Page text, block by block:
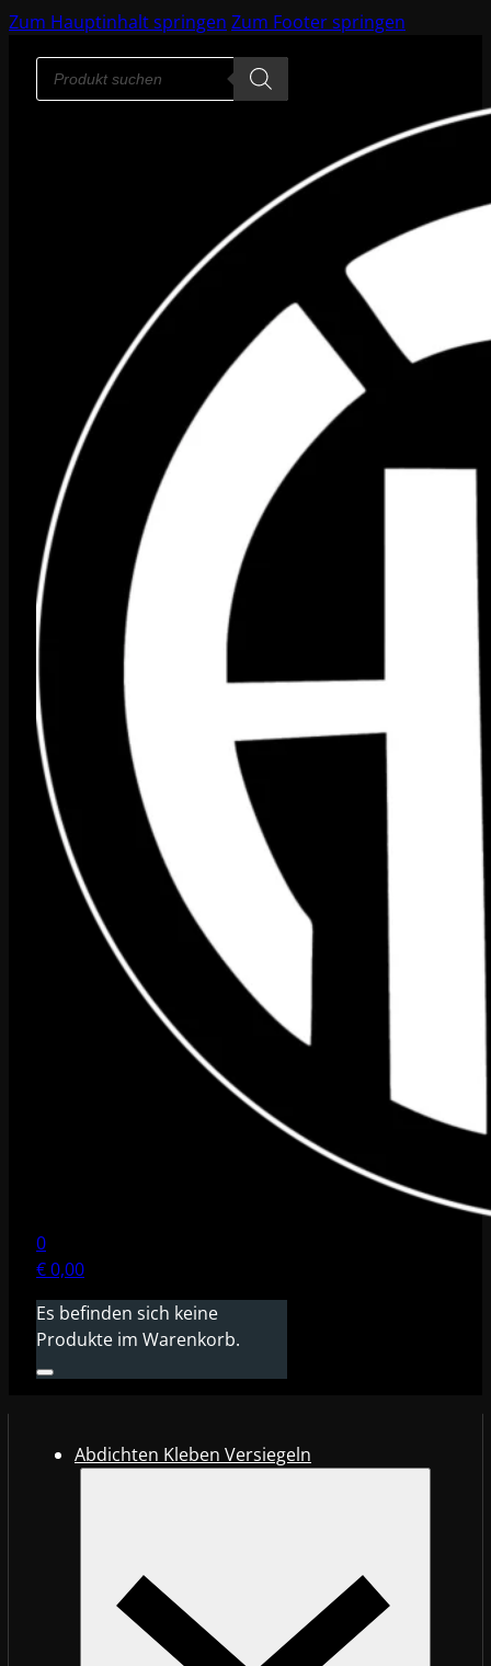
Zum Hauptinhalt springen Zum Footer springen
Products
search
0
€0,00
Es befinden sich keine
Produkte im Warenkorb.
Abdichten Kleben Versiegeln